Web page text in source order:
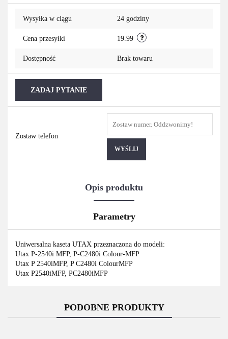
Wysyłka w ciągu 24 godziny
Cena przesyłki 19.99
Dostępność Brak towaru
ZADAJ PYTANIE
Zostaw telefon
WYŚLIJ
Opis produktu
Parametry
Uniwersalna kaseta UTAX przeznaczona do modeli:
Utax P-2540i MFP, P-C2480i Colour-MFP
Utax P 2540iMFP, P C2480i ColourMFP
Utax P2540iMFP, PC2480iMFP
PODOBNE PRODUKTY